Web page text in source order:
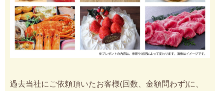
過去当社にご依頼頂いたお客様(回数、金額問わず)に、